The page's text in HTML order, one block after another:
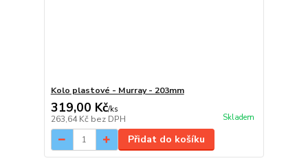
Kolo plastové - Murray - 203mm
319,00 Kč/ks
263,64 Kč bez DPH Skladem
Přidat do košíku